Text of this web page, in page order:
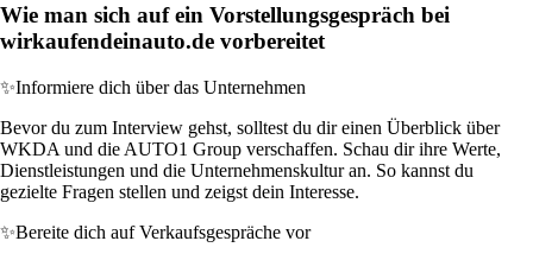
Wie man sich auf ein Vorstellungsgespräch bei
wirkaufendeinauto.de vorbereitet
✨Informiere dich über das Unternehmen
Bevor du zum Interview gehst, solltest du dir einen Überblick über
WKDA und die AUTO1 Group verschaffen. Schau dir ihre Werte,
Dienstleistungen und die Unternehmenskultur an. So kannst du
gezielte Fragen stellen und zeigst dein Interesse.
✨Bereite dich auf Verkaufsgespräche vor